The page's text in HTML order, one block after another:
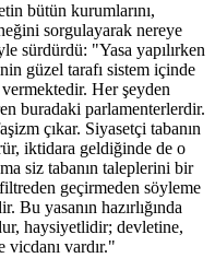
bütün kurumlarını,
sorgulayarak nereye
sürdürdü: "Yasa yapılırken
güzel tarafı sistem içinde
Her şeyden
buradaki parlamenterlerdir.
çıkar. Siyasetçi tabanın
iktidara geldiğinde de o
siz tabanın taleplerini bir
geçirmeden söyleme
Bu yasanın hazırlığında
haysiyetlidir; devletine,
vardır."